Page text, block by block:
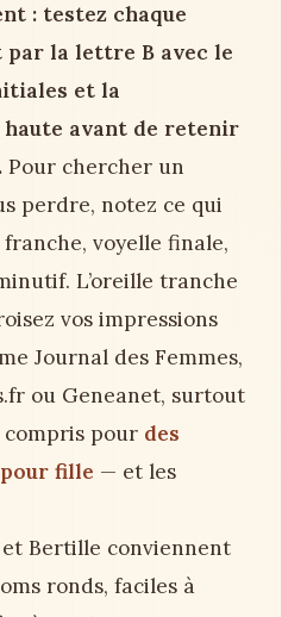
: testez chaque
par la lettre B avec le
et la
avant de retenir
Pour chercher un
perdre, notez ce qui
voyelle finale,
L’oreille tranche
vos impressions
Journal des Femmes,
ou Geneanet, surtout
pour des
fille — et les
Bertille conviennent
ronds, faciles à